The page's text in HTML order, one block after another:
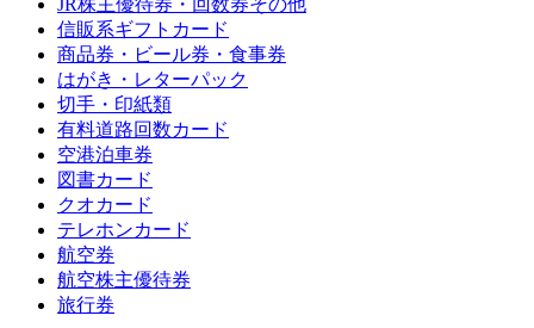
JR株主優待券・回数券その他
信販系ギフトカード
商品券・ビール券・食事券
はがき・レターパック
切手・印紙類
有料道路回数カード
空港泊車券
図書カード
クオカード
テレホンカード
航空券
航空株主優待券
旅行券